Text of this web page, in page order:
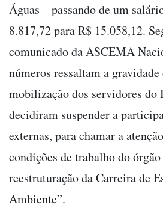
Águas – passando de um
8.817,72 para R$ 15.058,12.
comunicado da ASCEMA
números ressaltam a
mobilização dos servidores
decidiram suspender a
externas, para chamar a
condições de trabalho do órgão
reestruturação da Carreira de
Ambiente”.